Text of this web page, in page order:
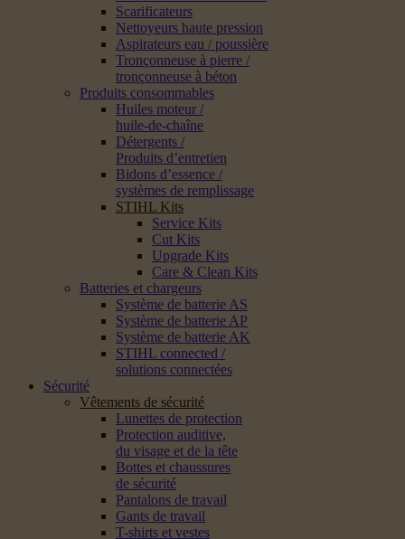
Scarificateurs
Nettoyeurs haute pression
Aspirateurs eau / poussière
Tronçonneuse à pierre /
tronçonneuse à béton
Produits consommables
Huiles moteur /
huile-de-chaîne
Détergents /
Produits d’entretien
Bidons d’essence /
systèmes de remplissage
STIHL Kits
Service Kits
Cut Kits
Upgrade Kits
Care & Clean Kits
Batteries et chargeurs
Système de batterie AS
Système de batterie AP
Système de batterie AK
STIHL connected /
solutions connectées
Sécurité
Vêtements de sécurité
Lunettes de protection
Protection auditive,
du visage et de la tête
Bottes et chaussures
de sécurité
Pantalons de travail
Gants de travail
T-shirts et vestes